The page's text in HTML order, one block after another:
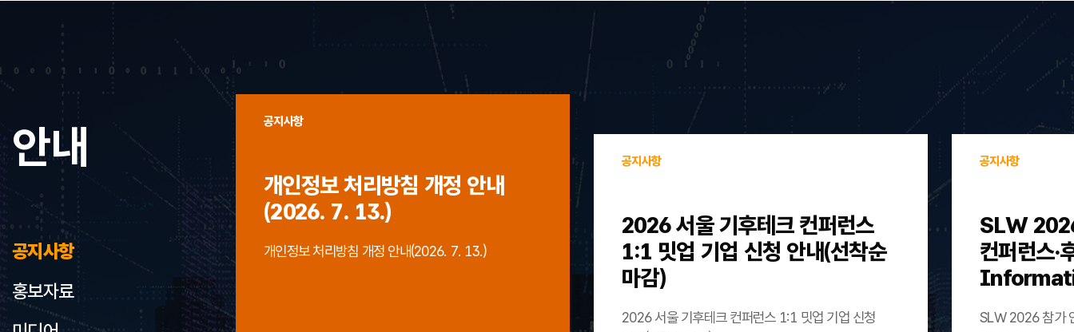
안내
공지사항
공지사항
개인정보 처리방침 개정 안내
(2026. 7. 13.)
개인정보 처리방침 개정 안내(2026. 7. 13.)
공지사항
2026 서울 기후테크 컨퍼런스
1:1 밋업 기업 신청 안내(선착순
마감)
2026 서울 기후테크 컨퍼런스 1:1 밋업 기업 신청
공지사항
SLW
컨퍼런스
SLW 2026 참가
홍보자료